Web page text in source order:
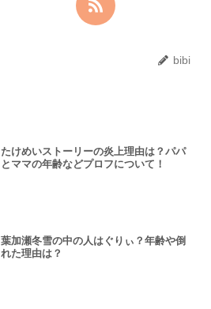
bibi
たけめいストーリーの炎上理由は？パパ
とママの年齢などプロフについて！
葉加瀬冬雪の中の人はぐりぃ？年齢や倒
れた理由は？